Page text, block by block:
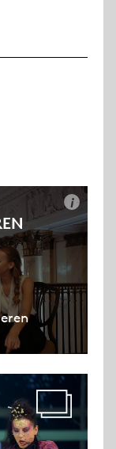
i